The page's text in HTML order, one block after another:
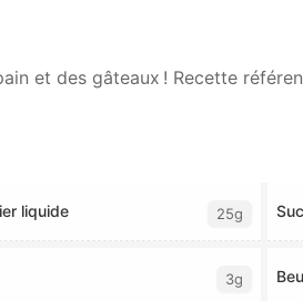
et des gâteaux ! Recette
liquide 25g
3g